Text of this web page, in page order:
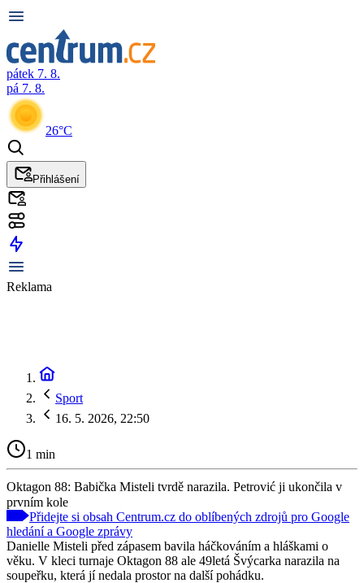
pátek 7. 8.
pá 7. 8.
26°C
Přihlášení
Reklama
Sport
16. 5. 2026, 22:50
1 min
Oktagon 88: Babička Misteli tvrdě narazila. Petrović ji ukončila v
prvním kole
Přidejte si obsah Centrum.cz do oblíbených zdrojů pro Google
hledání a Google zprávy
Danielle Misteli před zápasem bavila háčkováním a hláškami o
věku. V kleci turnaje Oktagon 88 ale 49letá Švýcarka narazila na
soupeřku, která jí nedala prostor na další pohádku.